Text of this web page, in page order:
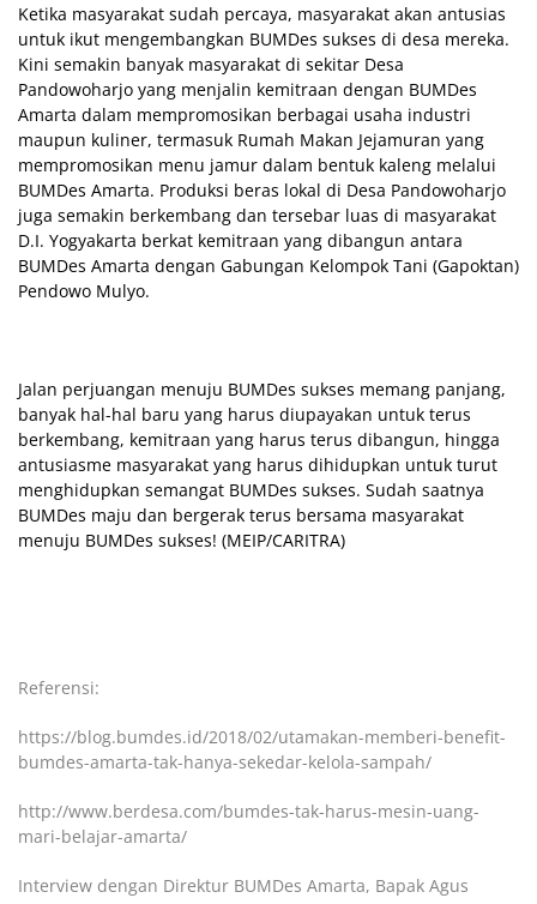
Ketika masyarakat sudah percaya, masyarakat akan antusias
untuk ikut mengembangkan BUMDes sukses di desa mereka.
Kini semakin banyak masyarakat di sekitar Desa
Pandowoharjo yang menjalin kemitraan dengan BUMDes
Amarta dalam mempromosikan berbagai usaha industri
maupun kuliner, termasuk Rumah Makan Jejamuran yang
mempromosikan menu jamur dalam bentuk kaleng melalui
BUMDes Amarta. Produksi beras lokal di Desa Pandowoharjo
juga semakin berkembang dan tersebar luas di masyarakat
D.I. Yogyakarta berkat kemitraan yang dibangun antara
BUMDes Amarta dengan Gabungan Kelompok Tani (Gapoktan)
Pendowo Mulyo.
Jalan perjuangan menuju BUMDes sukses memang panjang,
banyak hal-hal baru yang harus diupayakan untuk terus
berkembang, kemitraan yang harus terus dibangun, hingga
antusiasme masyarakat yang harus dihidupkan untuk turut
menghidupkan semangat BUMDes sukses. Sudah saatnya
BUMDes maju dan bergerak terus bersama masyarakat
menuju BUMDes sukses! (MEIP/CARITRA)
Referensi:
https://blog.bumdes.id/2018/02/utamakan-memberi-benefit-
bumdes-amarta-tak-hanya-sekedar-kelola-sampah/
http://www.berdesa.com/bumdes-tak-harus-mesin-uang-
mari-belajar-amarta/
Interview dengan Direktur BUMDes Amarta, Bapak Agus